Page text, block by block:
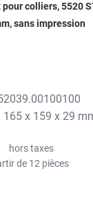
colliers, 5520
sans impression
165 x 159 x 29
hors taxes
de 12 pièces